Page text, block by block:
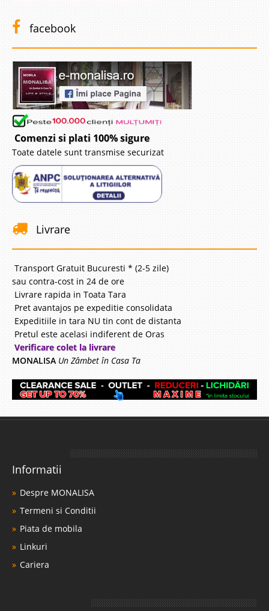
facebook
Comenzi si plati 100% sigure
Toate datele sunt transmise securizat
Livrare
Transport Gratuit Bucuresti * (2-5 zile)
sau contra-cost in 24 de ore
Livrare rapida in Toata Tara
Pret avantajos pe expeditie consolidata
Expeditiile in tara NU tin cont de distanta
Pretul este acelasi indiferent de Oras
Verificare colet la livrare
MONALISA Un Zâmbet în Casa Ta
Informatii
Despre MONALISA
Termeni si Conditii
Piata de mobila
Linkuri
Cariera